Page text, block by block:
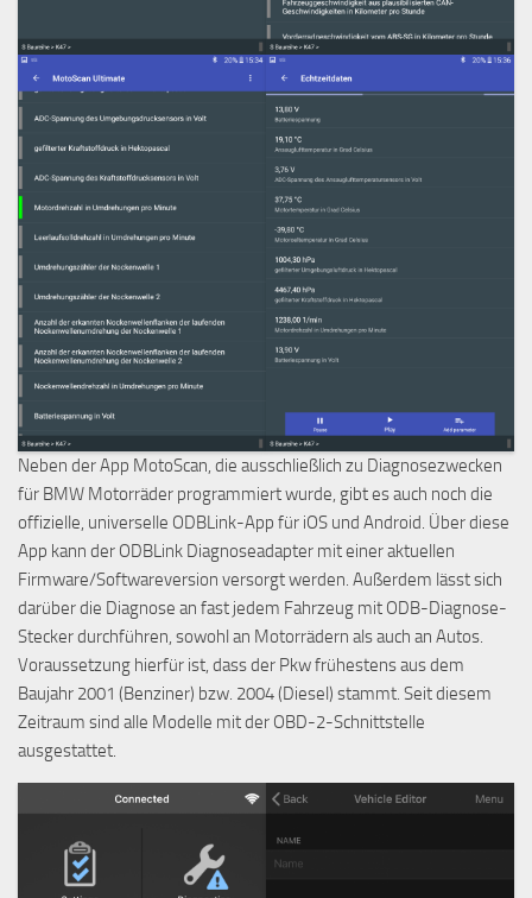
Neben der App MotoScan, die ausschließlich zu Diagnosezwecken
für BMW Motorräder programmiert wurde, gibt es auch noch die
offizielle, universelle ODBLink-App für iOS und Android. Über diese
App kann der ODBLink Diagnoseadapter mit einer aktuellen
Firmware/Softwareversion versorgt werden. Außerdem lässt sich
darüber die Diagnose an fast jedem Fahrzeug mit ODB-Diagnose-
Stecker durchführen, sowohl an Motorrädern als auch an Autos.
Voraussetzung hierfür ist, dass der Pkw frühestens aus dem
Baujahr 2001 (Benziner) bzw. 2004 (Diesel) stammt. Seit diesem
Zeitraum sind alle Modelle mit der OBD-2-Schnittstelle
ausgestattet.